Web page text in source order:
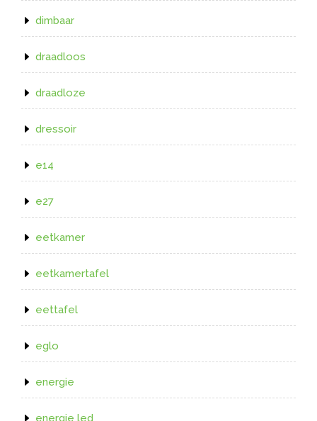
dimbaar
draadloos
draadloze
dressoir
e14
e27
eetkamer
eetkamertafel
eettafel
eglo
energie